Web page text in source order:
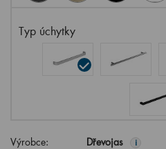
Typ úchytky
Výrobce: Dřevojas i